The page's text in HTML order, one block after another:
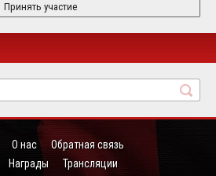
Принять участие
О нас
Обратная связь
Награды Трансляции